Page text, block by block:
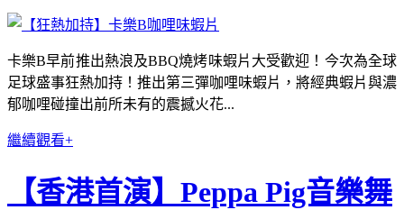
卡樂B早前推出熱浪及BBQ燒烤味蝦片大受歡迎！今次為全球
足球盛事狂熱加持！推出第三彈咖哩味蝦片，將經典蝦片與濃
郁咖哩碰撞出前所未有的震撼火花...
繼續觀看+
【香港首演】Peppa Pig音樂舞